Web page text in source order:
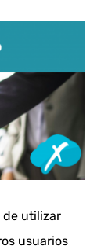
de utilizar
usuarios